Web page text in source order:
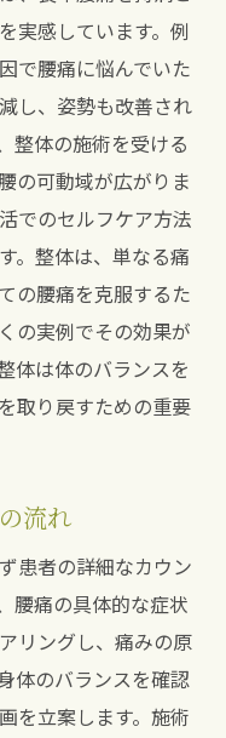
アプローチで日
体手法
の役割
れた施術
れる安心感
体施術
ケアの重要性とは
方法
方法
の見直し
ッチ
が重要
を活用した効果的
実感しています。例
で腰痛に悩んでいた
し、姿勢も改善され
整体の施術を受ける
の可動域が広がりま
でのセルフケア方法
。整体は、単なる痛
の腰痛を克服するた
の実例でその効果が
体は体のバランスを
取り戻すための重要
流れ
患者の詳細なカウン
腰痛の具体的な症状
リングし、痛みの原
体のバランスを確認
を立案します。施術